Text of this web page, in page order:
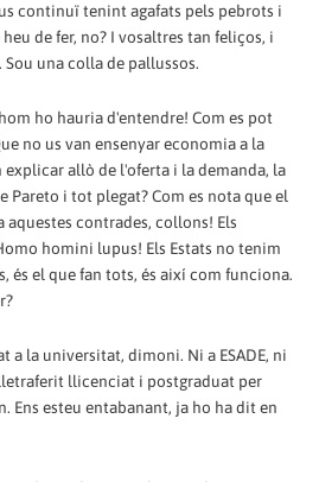
continuï tenint agafats pels pebrots i
de fer, no? I vosaltres tan feliços, i
una colla de pallussos.
ho hauria d'entendre! Com es pot
no us van ensenyar economia a la
explicar allò de l'oferta i la demanda, la
i tot plegat? Com es nota que el
contrades, collons! Els
homini lupus! Els Estats no tenim
és el que fan tots, és així com funciona.
a la universitat, dimoni. Ni a ESADE, ni
lletraferit llicenciat i postgraduat per
Ens esteu entabanant, ja ho ha dit en